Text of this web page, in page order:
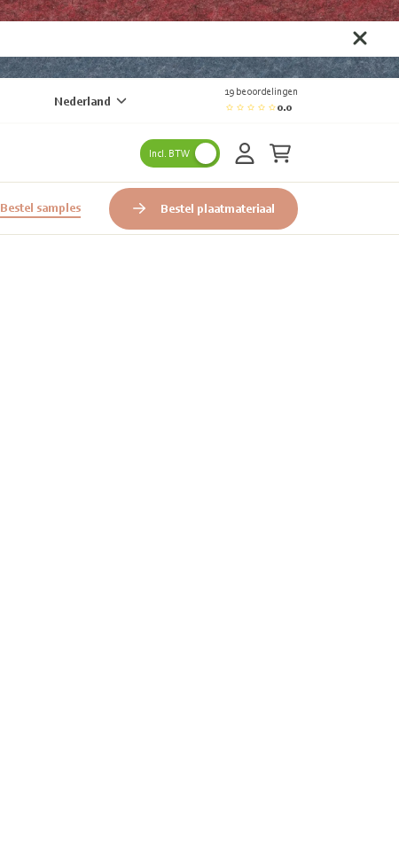
Nederland
19 beoordelingen
0.0
Incl. BTW
Bestel samples Bestel plaatmateriaal